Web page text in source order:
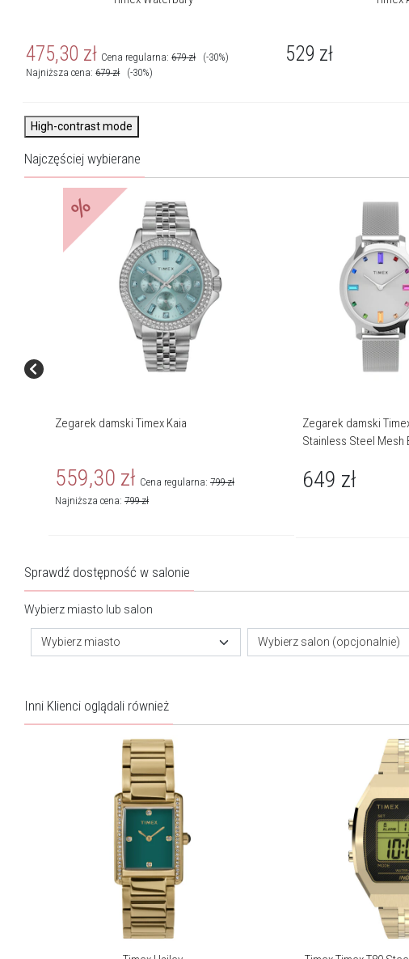
475,30 zł Cena regularna:679 zł
(-30%)
Najniższa cena:679 zł (-30%)
529 zł
High-contrast mode
Najczęściej wybierane
%
Zegarek damski Timex Kaia
559,30 zł Cena regularna: 799 zł
Najniższa cena: 799 zł
Zegarek damski
Stainless Steel Mesh
649 zł
Sprawdź dostępność w salonie
Wybierz miasto lub salon
Wybierz miasto Wybierz salon (opcjonalnie)
Inni Klienci oglądali również